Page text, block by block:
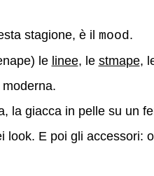
stagione, è il mood.
le linee, le stmape,
la giacca in pelle su un
look. E poi gli accessori: